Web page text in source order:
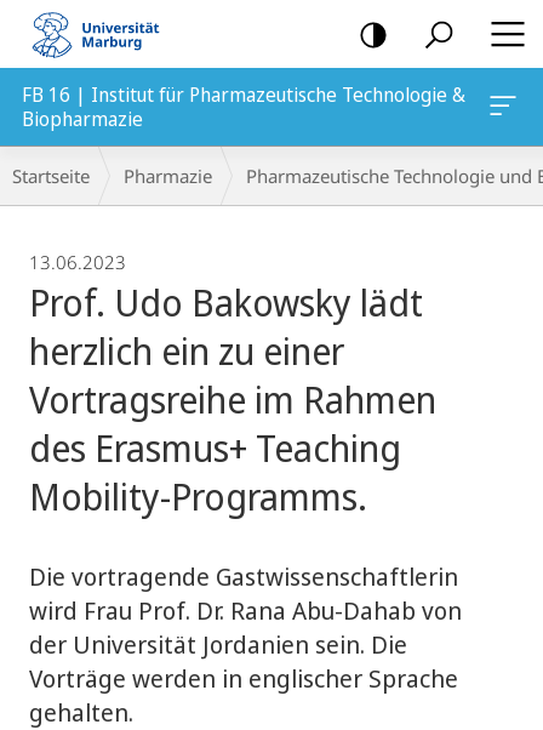
Mobile-
Navigation
FB 16 | Institut für Pharmazeutische Technologie &
Biopharmazie
Breadcrumb-
Navigation
Startseite Pharmazie Pharmazeutische Technologie und
13.06.2023
Prof. Udo Bakowsky lädt
herzlich ein zu einer
Vortragsreihe im Rahmen
des Erasmus+ Teaching
Mobility-Programms.
Die vortragende Gastwissenschaftlerin
wird Frau Prof. Dr. Rana Abu-Dahab von
der Universität Jordanien sein. Die
Vorträge werden in englischer Sprache
gehalten.